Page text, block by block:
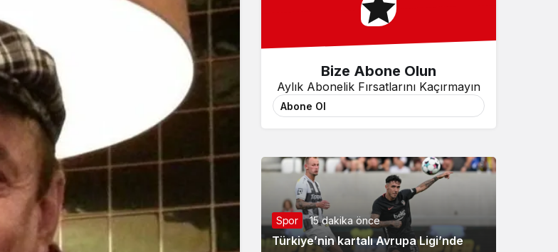
Bize Abone Olun
Aylık Abonelik Fırsatlarını Kaçırmayın
Abone Ol
Spor 15 dakika önce
Türkiye’nin kartalı Avrupa Ligi’nde